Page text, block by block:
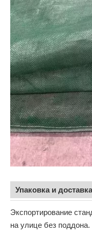
Упаковка и доставка
Экспортирование
на улице без поддона.